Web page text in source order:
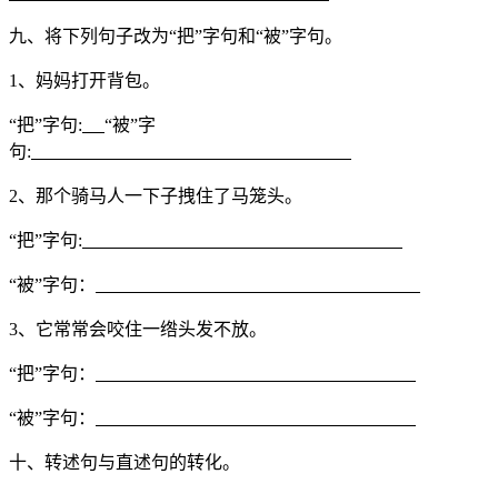
九、将下列句子改为“把”字句和“被”字句。
1、妈妈打开背包。
“把”字句:
“被”字
句:
2、那个骑马人一下子拽住了马笼头。
“把”字句:
“被”字句：
3、它常常会咬住一绺头发不放。
“把”字句：
“被”字句：
十、转述句与直述句的转化。